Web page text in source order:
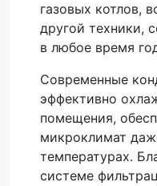
газовых котлов,
другой техники,
в любое время
Современные
эффективно
помещения,
микроклимат
температурах.
системе